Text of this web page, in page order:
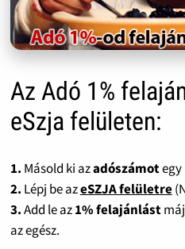
Az Adó 1%
eSzja felületen:
1. Másold ki azadószámotegy
2. Lépj be azeSZJA felületre
3.Add le az1% felajánlást
az egész.